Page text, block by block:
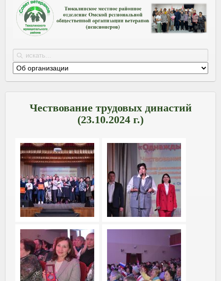
Чествование трудовых династий
(23.10.2024 г.)